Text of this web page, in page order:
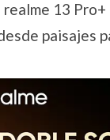
13
paisajes